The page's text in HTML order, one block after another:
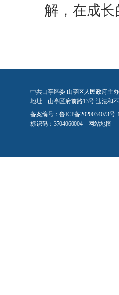
解，在成
中共山亭区委 山亭区人民政府主
地址：山亭区府前路13号 违法和
备案编号： 鲁ICP备2020034073号-
标识码：3704060004 网站地图